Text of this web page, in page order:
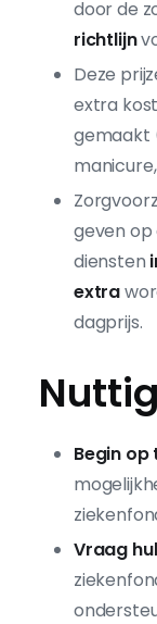
door de
richtlijn
Deze
extra
gemaakt
geven
diensten
extra
dagprijs.
Begin op
Vraag